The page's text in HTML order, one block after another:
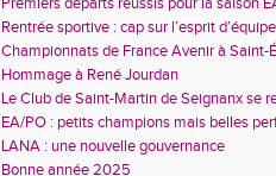
Rentrée sportive : cap sur l’esprit
Championnats de France Avenir à Saint-
rendez-vous
Hommage à René Jourdan
Le Club de Saint-Martin de Seignanx se
EA/PO : petits champions mais belles
LANA : une nouvelle gouvernance
Bonne année 2025